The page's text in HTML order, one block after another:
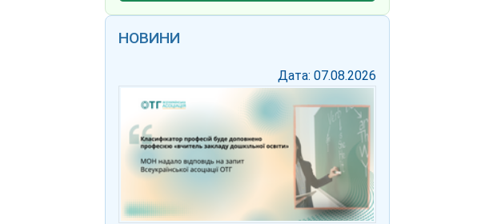
НОВИНИ
Дата: 07.08.2026